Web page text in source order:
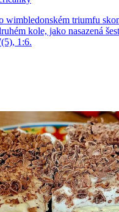
wimbledonském triumfu
kole, jako nasazená
1:6.